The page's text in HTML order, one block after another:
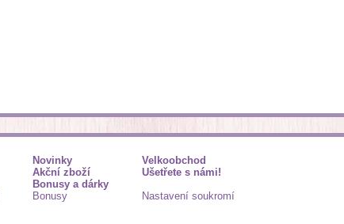
Novinky
Akční zboží
Bonusy a dárky
Bonusy
Velkoobchod
Ušetřete s námi!
Nastavení soukromí